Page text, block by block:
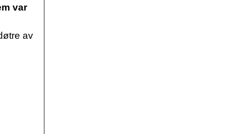
var
av